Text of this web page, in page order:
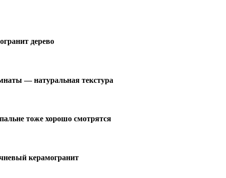
дерево
— натуральная текстура
тоже хорошо смотрятся
керамогранит